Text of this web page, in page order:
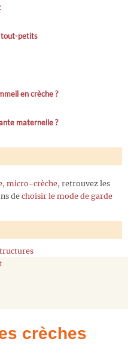
tout-petits
en crèche ?
maternelle ?
, micro-crèche, retrouvez les
de choisir le mode de garde
crèches